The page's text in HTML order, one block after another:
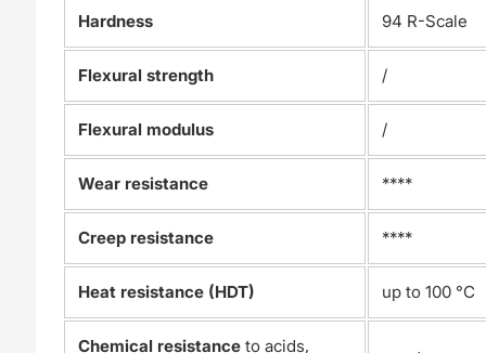
Hardness 94 R-Scale
Flexural strength /
Flexural modulus /
Wear resistance ****
Creep resistance ****
Heat resistance (HDT) up to 100 °C
Chemical resistance to acids,